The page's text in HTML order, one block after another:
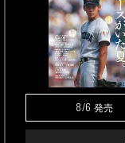
8/6 発売